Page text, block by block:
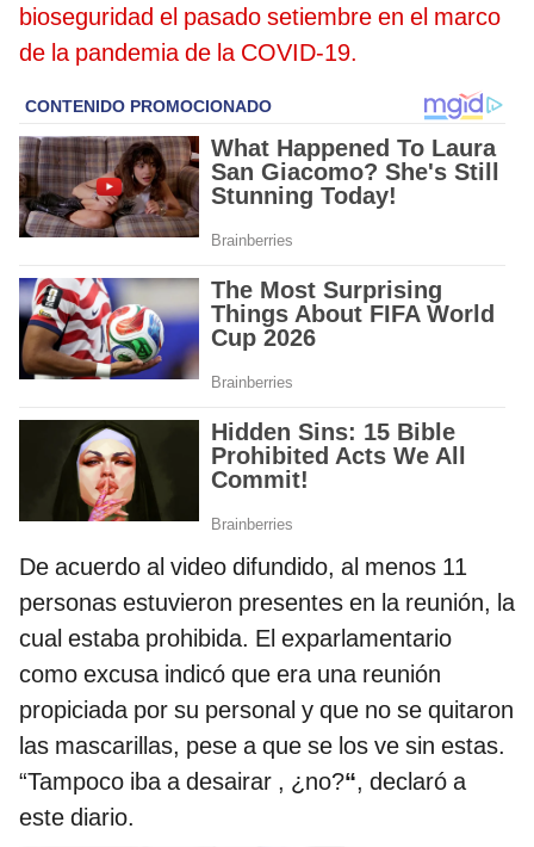
bioseguridad el pasado setiembre en el marco
de la pandemia de la COVID-19.
De acuerdo al video difundido, al menos 11
personas estuvieron presentes en la reunión, la
cual estaba prohibida. El exparlamentario
como excusa indicó que era una reunión
propiciada por su personal y que no se quitaron
las mascarillas, pese a que se los ve sin estas.
“Tampoco iba a desairar , ¿no?“, declaró a
este diario.